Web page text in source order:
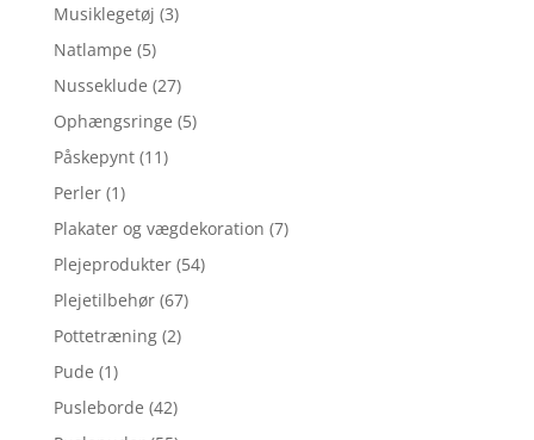
Musiklegetøj (3)
Natlampe (5)
Nusseklude (27)
Ophængsringe (5)
Påskepynt (11)
Perler (1)
Plakater og vægdekoration (7)
Plejeprodukter (54)
Plejetilbehør (67)
Pottetræning (2)
Pude (1)
Pusleborde (42)